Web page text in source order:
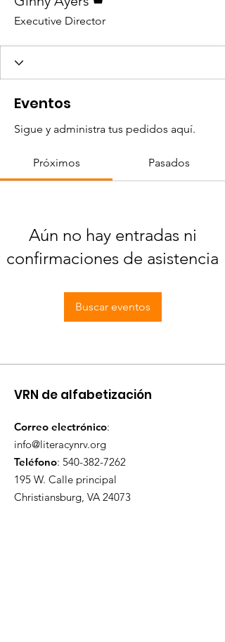
Executive Director
Eventos
Sigue y administra tus pedidos aquí.
Próximos Pasados
Aún no hay entradas ni
confirmaciones de asistencia
Buscar eventos
VRN de alfabetización
Correo electrónico:
info@literacynrv.org
Teléfono: 540-382-7262
195 W. Calle principal
Christiansburg, VA 24073